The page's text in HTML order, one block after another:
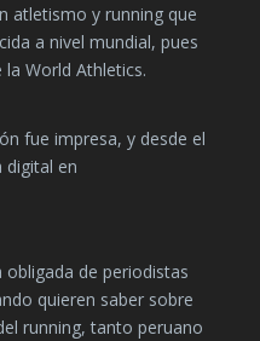
atletismo y running que
a nivel mundial, pues
World Athletics.
fue impresa, y desde el
digital en
de periodistas
quieren saber sobre
running, tanto peruano